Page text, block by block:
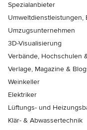
Spezialanbieter
Umweltdienstleistungen,
Umzugsunternehmen
3D-Visualisierung
Verbände, Hochschulen
Verlage, Magazine &
Weinkeller
Elektriker
Lüftungs- und
Klär- & Abwassertechnik